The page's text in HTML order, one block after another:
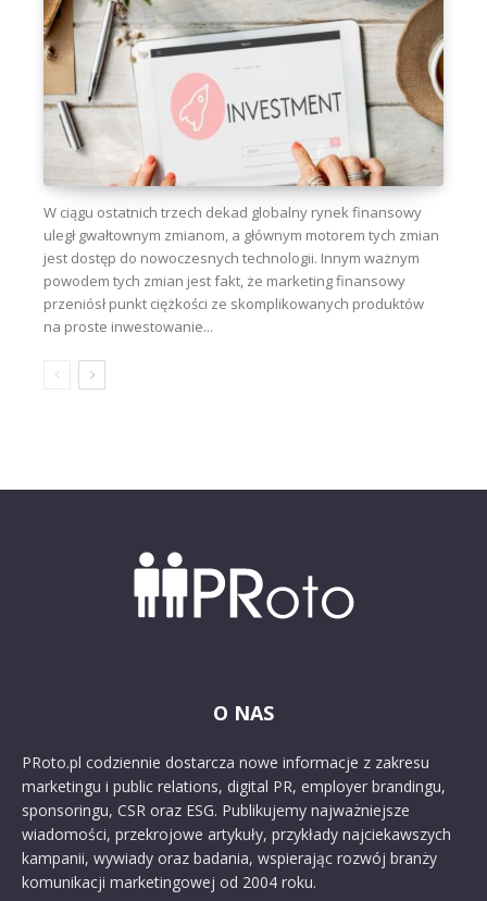
W ciągu ostatnich trzech dekad globalny rynek finansowy
uległ gwałtownym zmianom, a głównym motorem tych zmian
jest dostęp do nowoczesnych technologii. Innym ważnym
powodem tych zmian jest fakt, że marketing finansowy
przeniósł punkt ciężkości ze skomplikowanych produktów
na proste inwestowanie...
O NAS
PRoto.pl codziennie dostarcza nowe informacje z zakresu
marketingu i public relations, digital PR, employer brandingu,
sponsoringu, CSR oraz ESG. Publikujemy najważniejsze
wiadomości, przekrojowe artykuły, przykłady najciekawszych
kampanii, wywiady oraz badania, wspierając rozwój branży
komunikacji marketingowej od 2004 roku.